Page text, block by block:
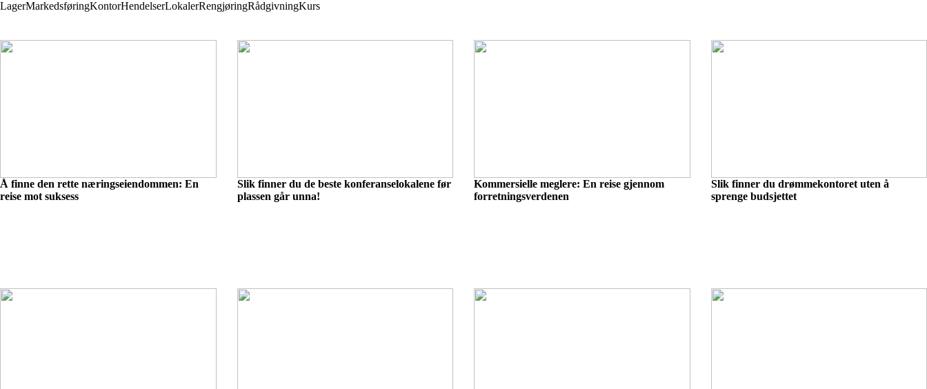
LagerMarkedsføringKontorHendelserLokalerRengjøringRådgivningKurs
Å finne den rette næringseiendommen: En
reise mot suksess
Slik finner du de beste konferanselokalene før
plassen går unna!
Kommersielle meglere: En reise gjennom
forretningsverdenen
Slik finner du drømmekontoret uten å
sprenge budsjettet